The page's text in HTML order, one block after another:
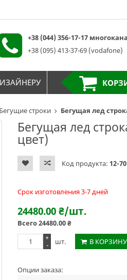
Бегущие строки Бегущая лед
Бегущая лед
цвет)
Код продукта: 12-
Срок изготовления 3-7 дней
24480.00₴/шт.
Всего24480.00₴
+
-
шт. В КОРЗИНУ
Опции заказа:
+38 (044) 356-17-17
+38 (095) 413-37-69 (vodafone)